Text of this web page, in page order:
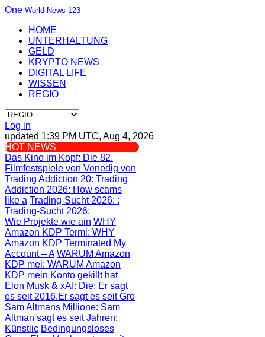
One World News 123
HOME
UNTERHALTUNG
GELD
KRYPTO NEWS
DIGITAL LIFE
WISSEN
REGIO
Log in
updated 1:39 PM UTC, Aug 4, 2026
HOT NEWS
Das Kino im Kopf: Die 82.
Filmfestspiele von Venedig von
Trading Addiction 20: Trading
Addiction 2026: How scams
like a Trading-Sucht 2026: :
Trading-Sucht 2026:
Wie Projekte wie ain WHY
Amazon KDP Termi: WHY
Amazon KDP Terminated My
Account – A WARUM Amazon
KDP mei: WARUM Amazon
KDP mein Konto gekillt hat
Elon Musk & xAI: Die: Er sagt
es seit 2016.Er sagt es seit Gro
Sam Altmans Millione: Sam
Altman sagt es seit Jahren:
Künstlic Bedingungsloses